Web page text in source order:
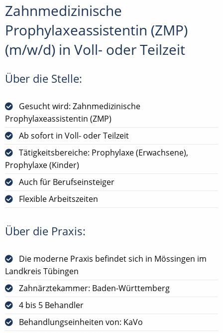
Zahnmedizinische
Prophylaxeassistentin (ZMP)
(m/w/d) in Voll- oder Teilzeit
Über die Stelle:
Gesucht wird: Zahnmedizinische
Prophylaxeassistentin (ZMP)
Ab sofort in Voll- oder Teilzeit
Tätigkeitsbereiche: Prophylaxe (Erwachsene),
Prophylaxe (Kinder)
Auch für Berufseinsteiger
Flexible Arbeitszeiten
Über die Praxis:
Die moderne Praxis befindet sich in Mössingen im
Landkreis Tübingen
Zahnärztekammer: Baden-Württemberg
4 bis 5 Behandler
Behandlungseinheiten von: KaVo